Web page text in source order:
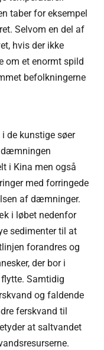
taber for eksempel
Selvom en del af
hvis der ikke
om et enormt spild
befolkningerne
de kunstige søer
dæmningen
i Kina men også
med forringede
af dæmninger.
i løbet nedenfor
sedimenter til at
forandres og
der bor i
Samtidig
og faldende
ferskvand til
at saltvandet